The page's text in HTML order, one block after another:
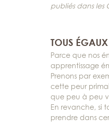
publiés dans les
TOUS
Parce que nos
apprentissage
Prenons par
cette peur
que peu à peu
En revanche, si
prendre dans